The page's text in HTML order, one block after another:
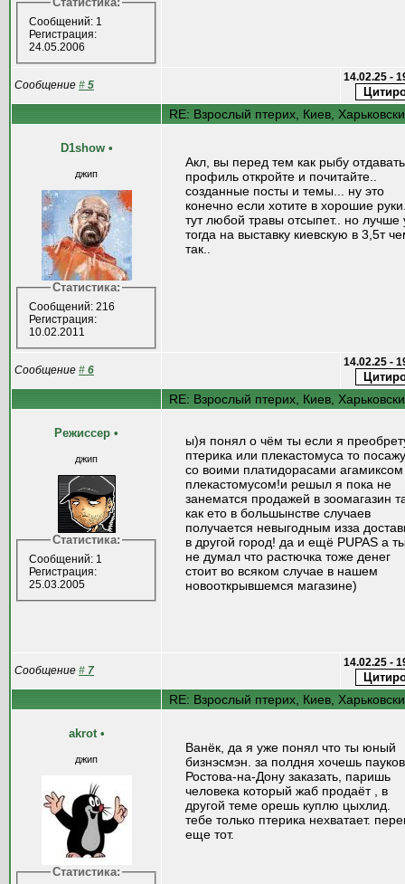
Сообщений: 1
Регистрация:
24.05.2006
Сообщение # 5
14.02.25 -
RE: Взрослый птерих, Киев,
D1show •
джип
Статистика:
Сообщений: 216
Регистрация:
10.02.2011
Акл, вы перед тем как рыбу отдавать
профиль откройте и почитайте..
созданные посты и темы... ну это
конечно если хотите в хорошие
тут любой травы отсыпет.. но лучше
тогда на выставку киевскую в 3,5т
так..
Сообщение # 6
14.02.25 -
RE: Взрослый птерих, Киев,
Режисcер •
джип
Статистика:
Сообщений: 1
Регистрация:
25.03.2005
ы)я понял о чём ты если я
птерика или плекастомуса то посажу
со воими платидорасами
плекастомусом!и решыл я пока не
занематся продажей в зоомагазин
как ето в большынстве случаев
получается невыгодным изза
в другой город! да и ещё PUPAS а
не думал что растючка тоже денег
стоит во всяком случае в нашем
новооткрывшемся магазине)
Сообщение # 7
14.02.25 -
RE: Взрослый птерих, Киев,
akrot •
джип
Статистика:
Ванёк, да я уже понял что ты юный
бизнэсмэн. за полдня хочешь
Ростова-на-Дону заказать, паришь
человека который жаб продаёт , в
другой теме орешь куплю цыхлид.
тебе только птерика нехватает.
еще тот.